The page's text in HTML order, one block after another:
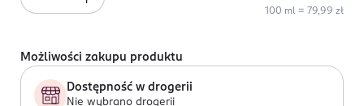
100 ml = 79,99 zł
Możliwości zakupu produktu
Dostępność w drogerii
Nie wybrano drogerii